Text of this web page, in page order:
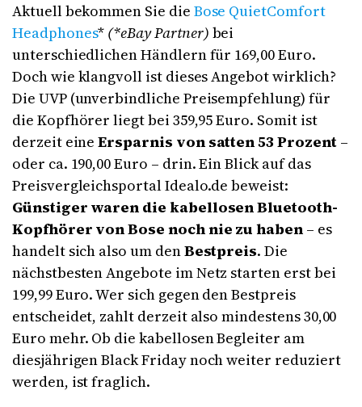
Aktuell bekommen Sie die Bose QuietComfort
Headphones* (*eBay Partner) bei
unterschiedlichen Händlern für 169,00 Euro.
Doch wie klangvoll ist dieses Angebot wirklich?
Die UVP (unverbindliche Preisempfehlung) für
die Kopfhörer liegt bei 359,95 Euro. Somit ist
derzeit eineErsparnis von satten 53 Prozent–
oder ca. 190,00 Euro – drin. Ein Blick auf das
Preisvergleichsportal Idealo.de beweist:
Günstiger waren die kabellosen Bluetooth-
Kopfhörer von Bose noch nie zu haben – es
handelt sich also um denBestpreis. Die
nächstbesten Angebote im Netz starten erst bei
199,99 Euro. Wer sich gegen den Bestpreis
entscheidet, zahlt derzeit also mindestens 30,00
Euro mehr. Ob die kabellosen Begleiter am
diesjährigenBlack Fridaynoch weiter reduziert
werden, ist fraglich.